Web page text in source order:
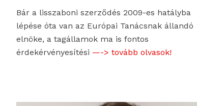
Bár a lisszaboni szerződés 2009-es hatályba
lépése óta van az Európai Tanácsnak állandó
elnöke, a tagállamok ma is fontos
érdekérvényesítési —-> tovább olvasok!